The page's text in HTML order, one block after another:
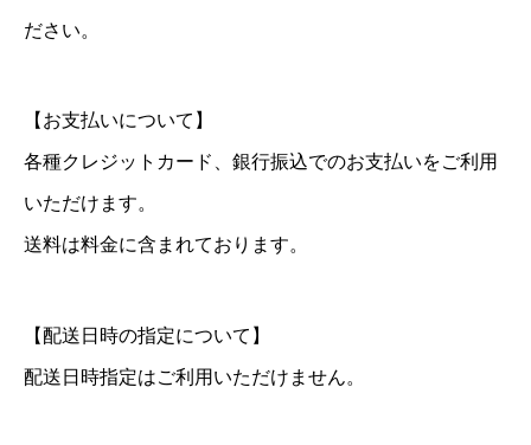
ださい。
【お支払いについて】
各種クレジットカード、銀行振込でのお支払いをご利用
いただけます。
送料は料金に含まれております。
【配送日時の指定について】
配送日時指定はご利用いただけません。